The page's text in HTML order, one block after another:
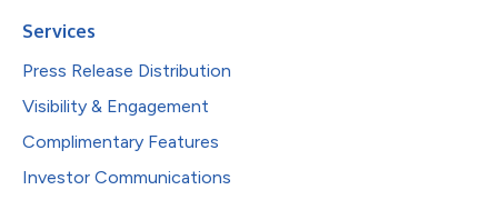
Services
Press Release Distribution
Visibility & Engagement
Complimentary Features
Investor Communications